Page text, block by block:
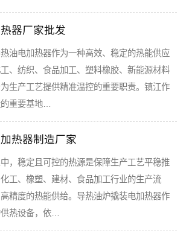
器厂家批发
油电加热器作为一种高效、稳定的热能供应
、纺织、食品加工、塑料橡胶、新能源材料
生产工艺提供精准温控的重要职责。镇江作
重要基地…
热器制造厂家
，稳定且可控的热源是保障生产工艺平稳推
工、橡塑、建材、食品加工行业的生产流
精度的热能供给。导热油炉撬装电加热器作
热设备，依…